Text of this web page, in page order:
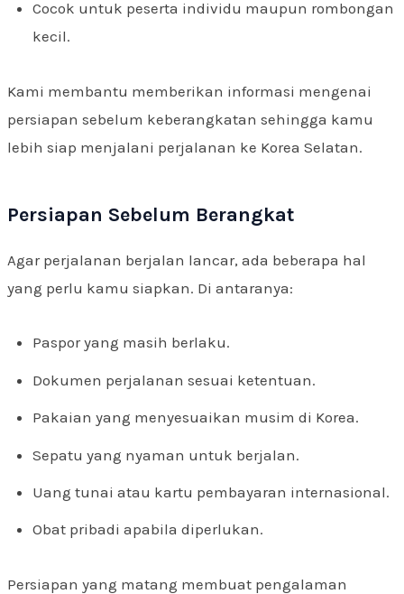
Cocok untuk peserta individu maupun rombongan
kecil.
Kami membantu memberikan informasi mengenai
persiapan sebelum keberangkatan sehingga kamu
lebih siap menjalani perjalanan ke Korea Selatan.
Persiapan Sebelum Berangkat
Agar perjalanan berjalan lancar, ada beberapa hal
yang perlu kamu siapkan. Di antaranya:
Paspor yang masih berlaku.
Dokumen perjalanan sesuai ketentuan.
Pakaian yang menyesuaikan musim di Korea.
Sepatu yang nyaman untuk berjalan.
Uang tunai atau kartu pembayaran internasional.
Obat pribadi apabila diperlukan.
Persiapan yang matang membuat pengalaman